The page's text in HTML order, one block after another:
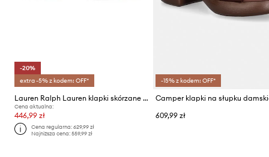
-20%
extra -5% z kodem: OFF*
Lauren Ralph Lauren klapki skórzane Blaike Slide
Cena aktualna:
446,99 zł
Cena regularna:629,99 zł
Najniższa cena:559,99 zł
-15% z kodem: OFF*
609,99 zł